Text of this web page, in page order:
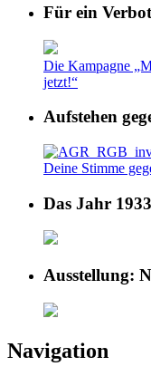
Für ein
Die Kampagne
jetzt!“
Aufstehen
Deine Stimme
Das Jahr 1933
Ausstellung:
Navigation